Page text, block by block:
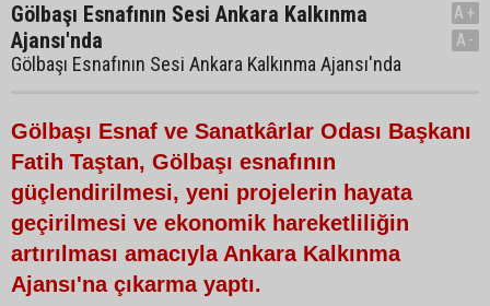
Gölbaşı Esnafının Sesi Ankara Kalkınma
Ajansı'nda
Gölbaşı Esnafının Sesi Ankara Kalkınma Ajansı'nda
A+
A-
Gölbaşı Esnaf ve Sanatkârlar Odası Başkanı
Fatih Taştan, Gölbaşı esnafının
güçlendirilmesi, yeni projelerin hayata
geçirilmesi ve ekonomik hareketliliğin
artırılması amacıyla Ankara Kalkınma
Ajansı'na çıkarma yaptı.